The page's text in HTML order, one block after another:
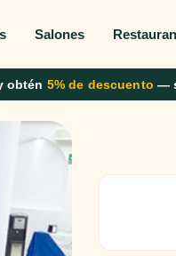
Salones
obtén 5% de descuento —